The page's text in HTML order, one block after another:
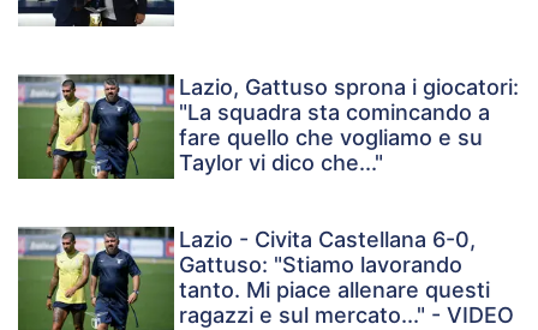
Lazio, Gattuso sprona i giocatori:
"La squadra sta comincando a
fare quello che vogliamo e su
Taylor vi dico che..."
Lazio - Civita Castellana 6-0,
Gattuso: "Stiamo lavorando
tanto. Mi piace allenare questi
ragazzi e sul mercato..." - VIDEO